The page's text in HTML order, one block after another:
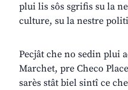
plui lis sôs sgrifis su la
culture, su la nestre
Pecjât che no sedin plui
Marchet, pre Checo
sarès stât biel sintî ce